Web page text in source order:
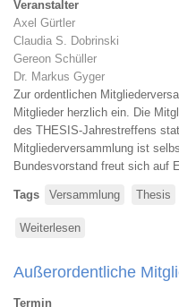
Veranstalter
Axel Gürtler
Claudia S. Dobrinski
Gereon Schüller
Dr. Markus Gyger
Zur ordentlichen
Mitglieder herzlich ein. Die
des THESIS-Jahrestreffens
Mitgliederversammlung ist
Bundesvorstand freut sich auf
Tags Versammlung Thesis
Weiterlesen
2022
Außerordentliche
Termin